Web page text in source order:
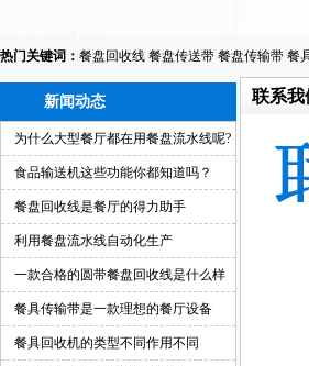
热门关键词： 餐盘回收线 餐盘传送带 餐盘传输带 餐
新闻动态
为什么大型餐厅都在用餐盘流水线呢?
食品输送机这些功能你都知道吗？
餐盘回收线是餐厅的得力助手
利用餐盘流水线自动化生产
一款合格的圆带餐盘回收线是什么样
的？
餐具传输带是一款理想的餐厅设备
餐具回收机的类型不同作用不同
联系我